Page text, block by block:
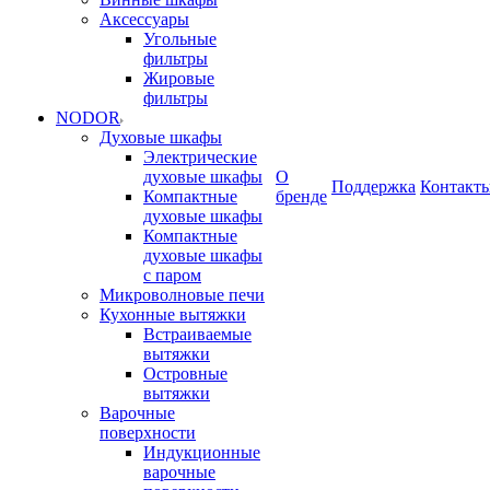
Аксессуары
Угольные
фильтры
Жировые
фильтры
NODOR
Духовые шкафы
Электрические
духовые шкафы
Компактные
духовые шкафы
Компактные
духовые шкафы
с паром
Микроволновые печи
Кухонные вытяжки
Встраиваемые
вытяжки
Островные
вытяжки
Варочные
поверхности
Индукционные
варочные
О
бренде
Поддержка